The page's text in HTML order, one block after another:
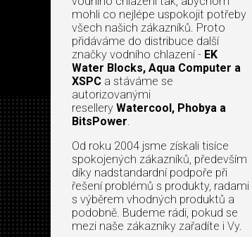
mohli co nejlépe uspokojit potřeby
všech našich zákazníků. Proto
přidáváme do distribuce další
značky vodního chlazení - EK
Water Blocks, Aqua Computer a
XSPC a stáváme se
autorizovanými
resellery Watercool, Phobya a
BitsPower.
Od roku 2004 jsme získali tisíce
spokojených zákazníků, především
díky nadstandardní podpoře při
řešení problémů s produkty, radami
s výběrem vhodných produktů a
podobně. Budeme rádi, pokud se
mezi naše zákazníky zařadíte i Vy.